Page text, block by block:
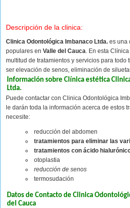
Descripción de la clinica:
Clinica Odontológica Imbanaco Ltda. es una
populares en Valle del Cauca. En esta
multitud de tratamientos y servicios para todo
ser elevación de senos, eliminación de
Información sobre Clínica estética
Ltda.
Puede contactar con Clinica Odontológica
le darán toda la información acerca de estos
necesite:
reducción del abdomen
tratamientos para eliminar las
tratamientos con ácido
otoplastia
reducción de senos
termosudación
Datos de Contacto de Clinica
del Cauca